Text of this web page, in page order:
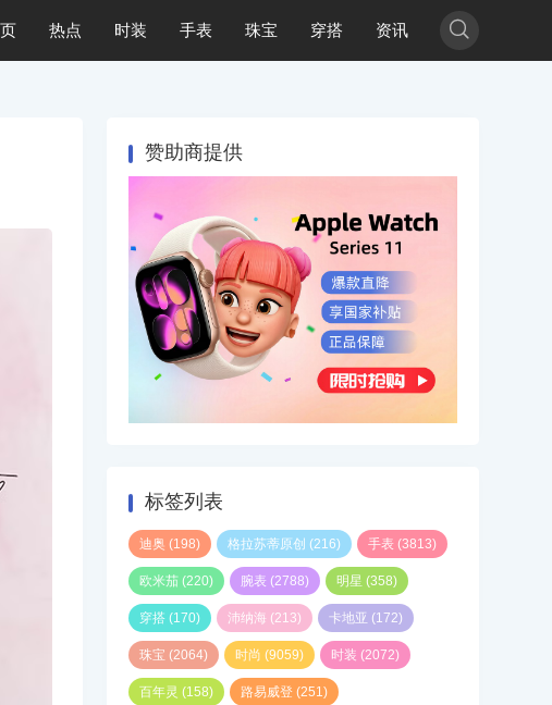
热点 时装 手表 珠宝 穿搭 资讯 
赞助商提供
标签列表
迪奥 (198) 格拉苏蒂原创 (216) 手表 (3813)
欧米茄 (220) 腕表 (2788) 明星 (358)
穿搭 (170) 沛纳海 (213) 卡地亚 (172)
珠宝 (2064) 时尚 (9059) 时装 (2072)
百年灵 (158) 路易威登 (251)